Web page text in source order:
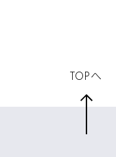
TOPへ